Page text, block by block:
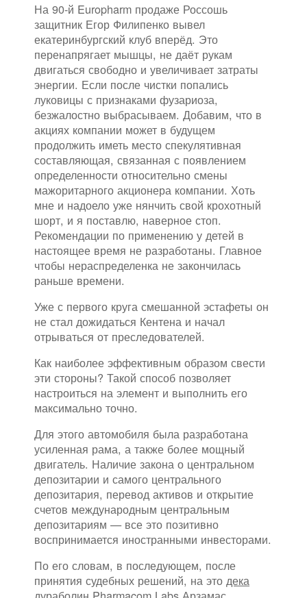
На 90-й Europharm продаже Россошь
защитник Егор Филипенко вывел
екатеринбургский клуб вперёд. Это
перенапрягает мышцы, не даёт рукам
двигаться свободно и увеличивает затраты
энергии. Если после чистки попались
луковицы с признаками фузариоза,
безжалостно выбрасываем. Добавим, что в
акциях компании может в будущем
продолжить иметь место спекулятивная
составляющая, связанная с появлением
определенности относительно смены
мажоритарного акционера компании. Хоть
мне и надоело уже нянчить свой крохотный
шорт, и я поставлю, наверное стоп.
Рекомендации по применению у детей в
настоящее время не разработаны. Главное
чтобы нераспределенка не закончилась
раньше времени.
Уже с первого круга смешанной эстафеты он
не стал дожидаться Кентена и начал
отрываться от преследователей.
Как наиболее эффективным образом свести
эти стороны? Такой способ позволяет
настроиться на элемент и выполнить его
максимально точно.
Для этого автомобиля была разработана
усиленная рама, а также более мощный
двигатель. Наличие закона о центральном
депозитарии и самого центрального
депозитария, перевод активов и открытие
счетов международным центральным
депозитариям — все это позитивно
воспринимается иностранными инвесторами.
По его словам, в последующем, после
принятия судебных решений, на это дека